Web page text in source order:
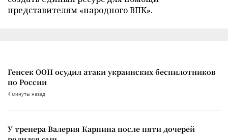
представителям «народного ВПК».
Генсек ООН осудил атаки украинских беспилотников
по России
4 минуты назад
У тренера Валерия Карпина после пяти дочерей